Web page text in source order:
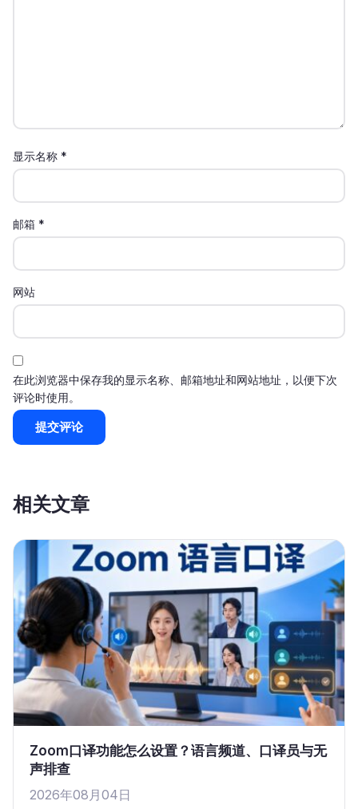
显示名称 *
邮箱 *
网站
在此浏览器中保存我的显示名称、邮箱地址和网站地址，以便下次
评论时使用。
相关文章
Zoom口译功能怎么设置？语言频道、口译员与无
声排查
2026年08月04日